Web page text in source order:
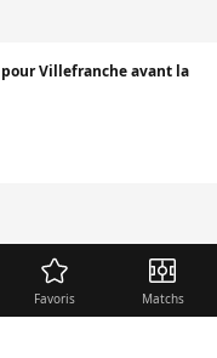
Villefranche avant la
Favoris Matchs